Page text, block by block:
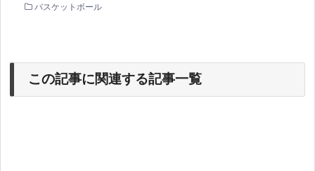
バスケットボール
この記事に関連する記事一覧